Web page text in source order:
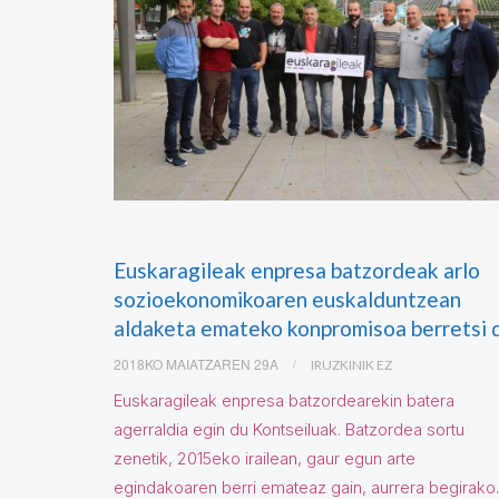
Euskaragileak enpresa batzordeak arlo
sozioekonomikoaren euskalduntzean
aldaketa emateko konpromisoa berretsi
2018KO MAIATZAREN 29A IRUZKINIK EZ
Euskaragileak enpresa batzordearekin batera
agerraldia egin du Kontseiluak. Batzordea sortu
zenetik, 2015eko irailean, gaur egun arte
egindakoaren berri emateaz gain, aurrera